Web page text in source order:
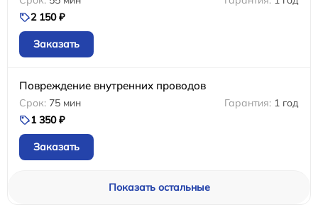
2 150 ₽
Заказать
Повреждение внутренних проводов
75 мин
1 год
1 350 ₽
Заказать
Показать остальные